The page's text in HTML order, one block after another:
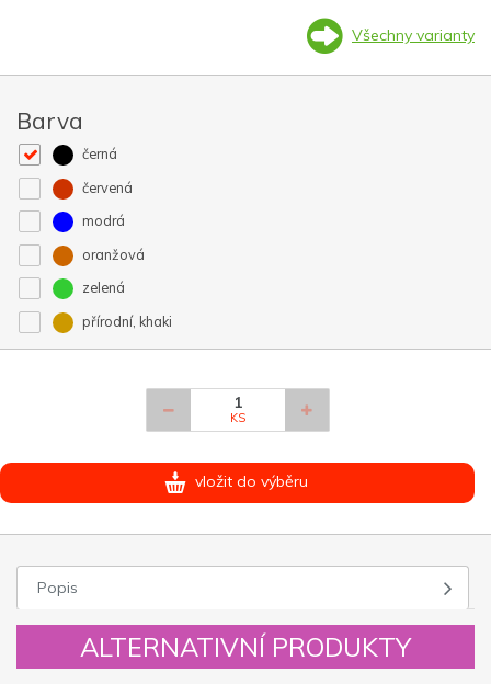
Všechny varianty
Barva
černá
červená
modrá
oranžová
zelená
přírodní, khaki
KS
vložit do výběru
Popis
ALTERNATIVNÍ PRODUKTY